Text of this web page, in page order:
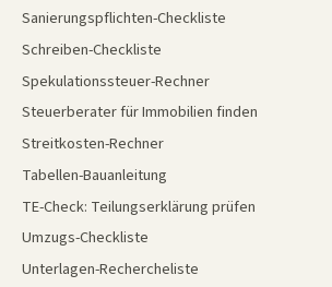
Sanierungspflichten-Checkliste
Schreiben-Checkliste
Spekulationssteuer-Rechner
Steuerberater für Immobilien finden
Streitkosten-Rechner
Tabellen-Bauanleitung
TE-Check: Teilungserklärung prüfen
Umzugs-Checkliste
Unterlagen-Rechercheliste